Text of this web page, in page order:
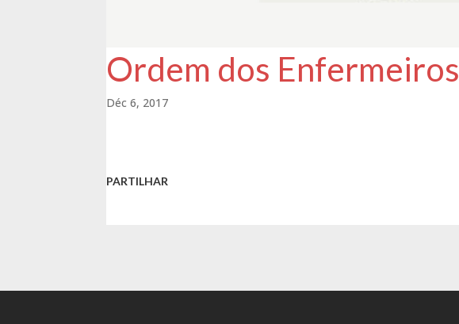
Ordem dos Enfermeiros
Déc 6, 2017
PARTILHAR